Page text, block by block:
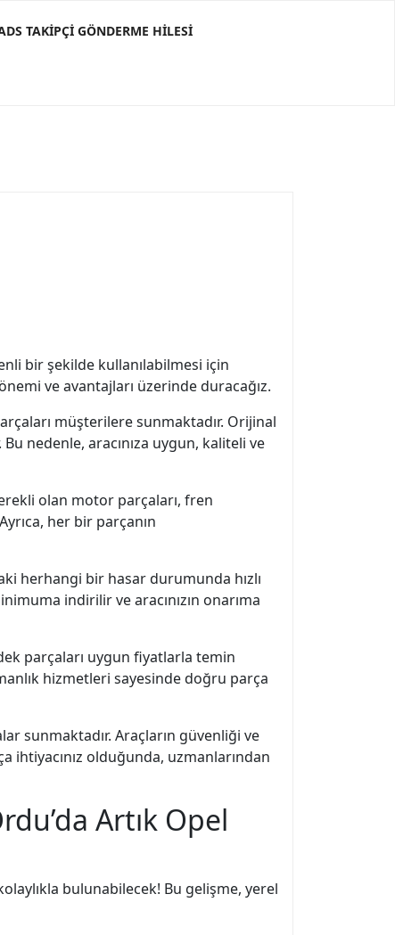
TAKIPÇI GÖNDERME HILESI
bir şekilde kullanılabilmesi için
ve avantajları üzerinde duracağız.
müşterilere sunmaktadır. Orijinal
Bu nedenle, aracınıza uygun, kaliteli ve
olan motor parçaları, fren
her bir parçanın
herhangi bir hasar durumunda hızlı
indirilir ve aracınızın onarıma
parçaları uygun fiyatlarla temin
hizmetleri sayesinde doğru parça
sunmaktadır. Araçların güvenliği ve
ihtiyacınız olduğunda, uzmanlarından
Artık Opel
bulunabilecek! Bu gelişme, yerel